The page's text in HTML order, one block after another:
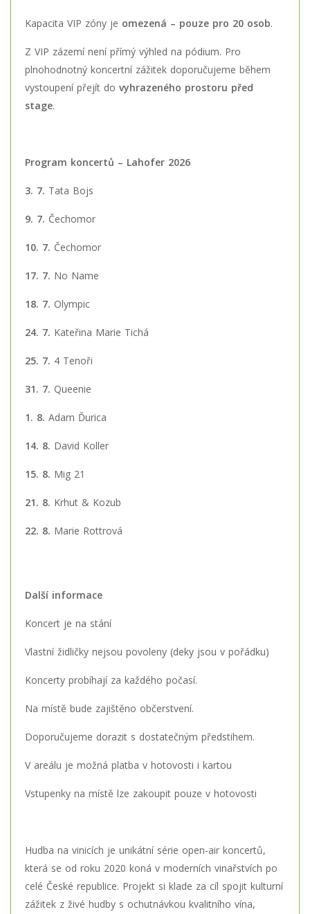
Kapacita VIP zóny je omezená – pouze pro 20 osob.
Z VIP zázemí není přímý výhled na pódium. Pro
plnohodnotný koncertní zážitek doporučujeme během
vystoupení přejít do vyhrazeného prostoru před
stage.
Program koncertů – Lahofer 2026
3. 7. Tata Bojs
9. 7. Čechomor
10. 7. Čechomor
17. 7. No Name
18. 7. Olympic
24. 7. Kateřina Marie Tichá
25. 7. 4 Tenoři
31. 7. Queenie
1. 8. Adam Ďurica
14. 8. David Koller
15. 8. Mig 21
21. 8. Krhut & Kozub
22. 8. Marie Rottrová
Další informace
Koncert je na stání
Vlastní židličky nejsou povoleny (deky jsou v pořádku)
Koncerty probíhají za každého počasí.
Na místě bude zajištěno občerstvení.
Doporučujeme dorazit s dostatečným předstihem.
V areálu je možná platba v hotovosti i kartou
Vstupenky na místě lze zakoupit pouze v hotovosti
Hudba na vinicích je unikátní série open-air koncertů,
která se od roku 2020 koná v moderních vinařstvích po
celé České republice. Projekt si klade za cíl spojit kulturní
zážitek z živé hudby s ochutnávkou kvalitního vína,